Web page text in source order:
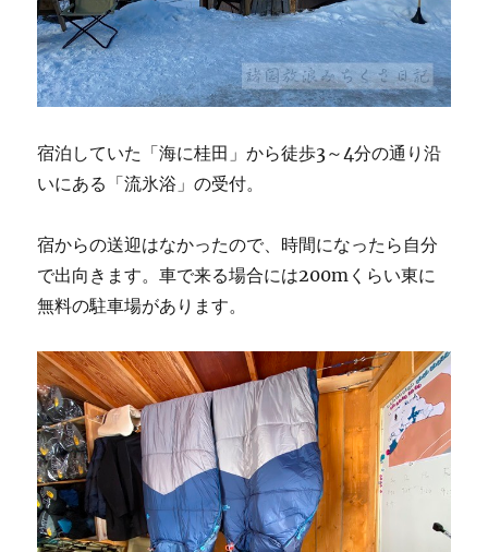
宿泊していた「海に桂田」から徒歩3～4分の通り沿
いにある「流氷浴」の受付。
宿からの送迎はなかったので、時間になったら自分
で出向きます。車で来る場合には200mくらい東に
無料の駐車場があります。